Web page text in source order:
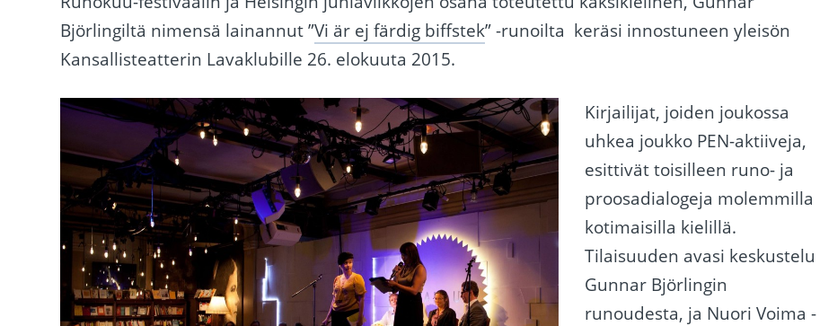
Björlingiltä nimensä lainannut ”Vi är ej färdig biffstek” -runoilta keräsi innostuneen yleisön
Kansallisteatterin Lavaklubille 26. elokuuta 2015.
Kirjailijat, joiden joukossa
uhkea joukko PEN-aktiiveja,
esittivät toisilleen runo- ja
proosadialogeja molemmilla
kotimaisilla kielillä.
Tilaisuuden avasi keskustelu
Gunnar Björlingin
runoudesta, ja Nuori Voima -